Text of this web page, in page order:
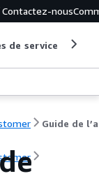
Contactez-nous
de service